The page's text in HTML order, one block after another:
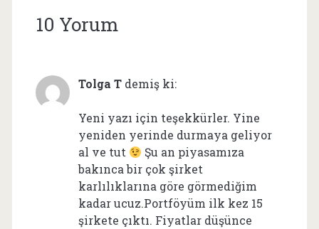
10 Yorum
Tolga T demiş ki:
Yeni yazı için teşekkürler. Yine
yeniden yerinde durmaya geliyor
al ve tut
Şu an piyasamıza
bakınca bir çok şirket
karlılıklarına göre görmediğim
kadar ucuz.Portföyüm ilk kez 15
şirkete çıktı. Fiyatlar düşünce